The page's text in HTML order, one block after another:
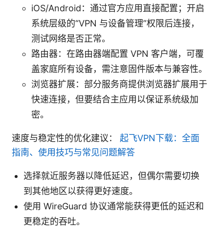
iOS/Android：通过官方应用直接配置；开启
系统层级的“VPN 与设备管理”权限后连接，
测试网络是否正常。
路由器：在路由器端配置 VPN 客户端，可覆
盖家庭所有设备，需注意固件版本与兼容性。
浏览器扩展：部分服务商提供浏览器扩展用于
快速连接，但要结合主应用以保证系统级加
密。
速度与稳定性的优化建议： 起飞VPN下载：全面
指南、使用技巧与常见问题解答
选择就近服务器以降低延迟，但偶尔需要切换
到其他地区以获得更好速度。
使用 WireGuard 协议通常能获得更低的延迟和
更稳定的吞吐。